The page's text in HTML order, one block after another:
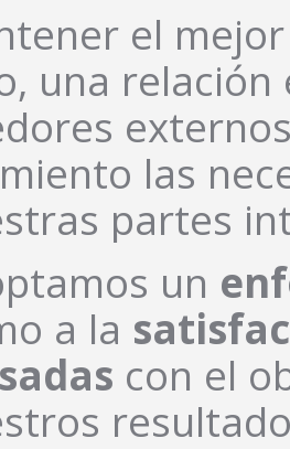
el
una
las
partes
un
a la
con el